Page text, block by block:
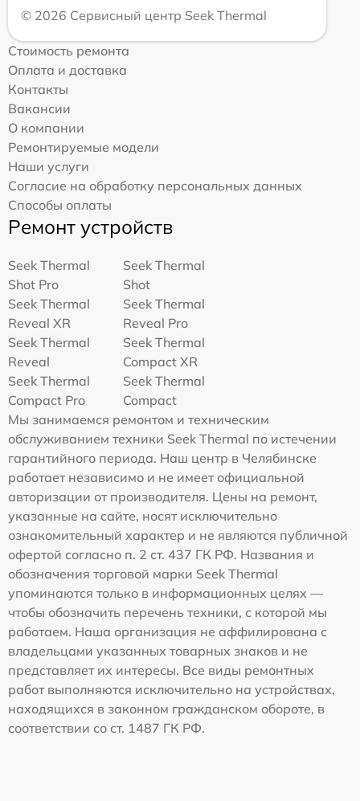
© 2026 Сервисный центр Seek Thermal
Стоимость ремонта
Оплата и доставка
Контакты
Вакансии
О компании
Ремонтируемые модели
Наши услуги
Согласие на обработку персональных данных
Способы оплаты
Ремонт устройств
Seek Thermal
Shot Pro
Seek Thermal
Shot
Seek Thermal
Reveal XR
Seek Thermal
Reveal Pro
Seek Thermal
Reveal
Seek Thermal
Compact XR
Seek Thermal
Compact Pro
Seek Thermal
Compact
Мы занимаемся ремонтом и техническим
обслуживанием техники Seek Thermal по истечении
гарантийного периода. Наш центр в Челябинске
работает независимо и не имеет официальной
авторизации от производителя. Цены на ремонт,
указанные на сайте, носят исключительно
ознакомительный характер и не являются публичной
офертой согласно п. 2 ст. 437 ГК РФ. Названия и
обозначения торговой марки Seek Thermal
упоминаются только в информационных целях —
чтобы обозначить перечень техники, с которой мы
работаем. Наша организация не аффилирована с
владельцами указанных товарных знаков и не
представляет их интересы. Все виды ремонтных
работ выполняются исключительно на устройствах,
находящихся в законном гражданском обороте, в
соответствии со ст. 1487 ГК РФ.